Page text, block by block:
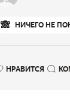
🙈 НИЧЕГО НЕ
НРАВИТСЯ